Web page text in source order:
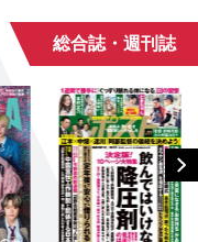
総合誌・週刊誌